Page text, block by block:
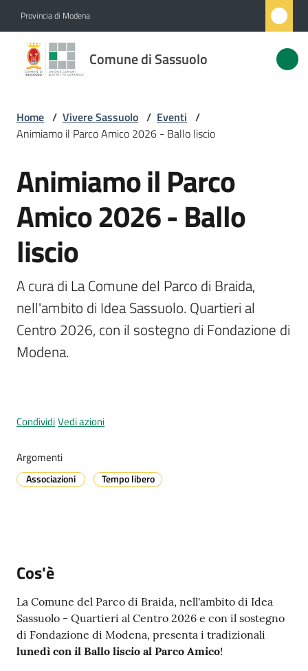
Provincia di Modena
Comune di Sassuolo
Comune
di
Novità
Servizi
Vivere
Sassuolo
Menu selezionato
e
r
a
m
i
s
i
t
Home / Vivere Sassuolo / Eventi /
Animiamo il Parco Amico 2026 - Ballo liscio
Salta al contenuto
Animiamo il Parco
Amico 2026 - Ballo
liscio
A cura di La Comune del Parco di Braida,
nell'ambito di Idea Sassuolo. Quartieri al
Centro 2026, con il sostegno di Fondazione di
Modena.
CondividiVedi azioni
Argomenti
Associazioni Tempo libero
Cos'è
La Comune del Parco di Braida, nell'ambito di Idea
Sassuolo - Quartieri al Centro 2026 e con il sostegno
di Fondazione di Modena, presenta i tradizionali
lunedì con il Ballo liscio al Parco Amico!